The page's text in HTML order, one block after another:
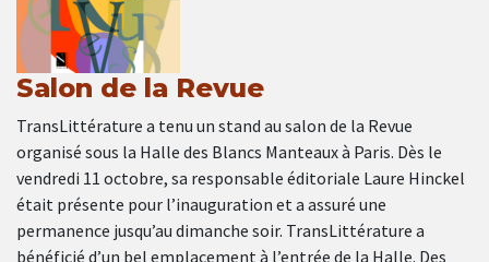
Salon de la Revue
TransLittérature a tenu un stand au salon de la Revue
organisé sous la Halle des Blancs Manteaux à Paris. Dès le
vendredi 11 octobre, sa responsable éditoriale Laure Hinckel
était présente pour l’inauguration et a assuré une
permanence jusqu’au dimanche soir. TransLittérature a
bénéficié d’un bel emplacement à l’entrée de la Halle. Des